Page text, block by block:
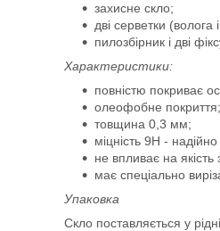
захисне скло;
дві серветки
пилозбірник і дві
Характеристики:
повністю покриває
олеофобне покриття;
товщина 0,3 мм;
міцність 9Н -
не впливає на
має спеціально
Упаковка
Скло поставляється у